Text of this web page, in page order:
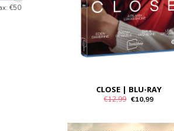
€50
CLOSE | BLU-RAY
€12,99 €10,99